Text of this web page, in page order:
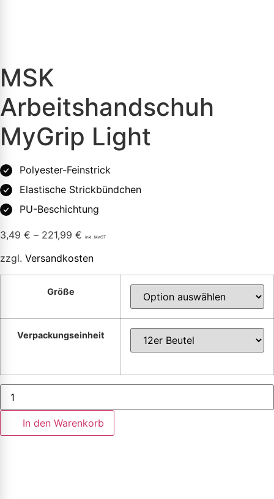
MSK
Arbeitshandschuh
MyGrip Light
Polyester-Feinstrick
Elastische Strickbündchen
PU-Beschichtung
3,49 € – 221,99 € inkl. MwST
zzgl. Versandkosten
Größe
Verpackungseinheit
MSK
Arbeitshandschuh
MyGrip
MengeIn den Warenkorb